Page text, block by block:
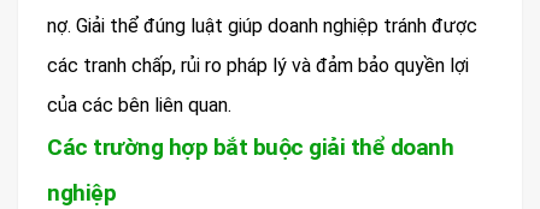
nợ. Giải thể đúng luật giúp doanh nghiệp tránh được
các tranh chấp, rủi ro pháp lý và đảm bảo quyền lợi
của các bên liên quan.
Các trường hợp bắt buộc giải thể doanh
nghiệp